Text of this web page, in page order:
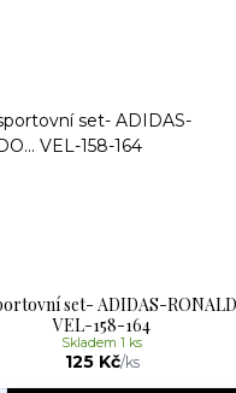
set- ADIDAS-
VEL-158-164
125 Kč/ks
Skladem 1 ks